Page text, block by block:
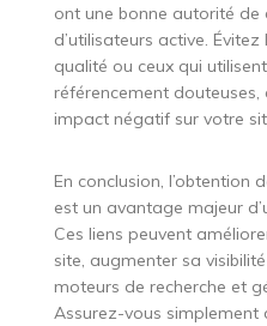
ont une bonne autorité de
d’utilisateurs active.
qualité ou ceux qui
référencement
impact négatif sur votre
En conclusion, l’obtention
est un avantage majeur
Ces liens peuvent
site, augmenter sa
moteurs de recherche et
Assurez-vous simplement